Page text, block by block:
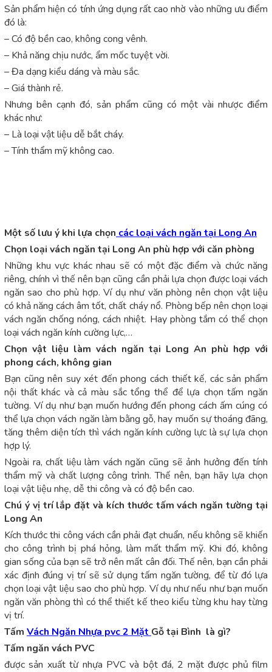
Sản phẩm hiện có tính ứng dụng rất cao nhờ vào những ưu điểm
đó là:
– Có độ bền cao, không cong vênh.
– Khả năng chịu nước, ẩm mốc tuyệt vời.
– Đa dạng kiểu dáng và màu sắc.
– Giá thành rẻ.
Nhưng bên cạnh đó, sản phẩm cũng có một vài nhược điểm
khác như:
– Là loại vật liệu dễ bắt cháy.
– Tính thẩm mỹ không cao.
Một số lưu ý khi lựa chọn các loại vách ngăn tại Long An
Chọn loại vách ngăn tại Long An phù hợp với căn phòng
Những khu vực khác nhau sẽ có một đặc điểm và chức năng
riêng, chính vì thế nên bạn cũng cần phải lựa chọn được loại vách
ngăn sao cho phù hợp. Ví dụ như văn phòng nên chọn vật liệu
có khả năng cách âm tốt, chất cháy nổ. Phòng bếp nên chọn loại
vách ngăn chống nóng, cách nhiệt. Hay phòng tắm có thể chọn
loại vách ngăn kính cường lực,…
Chọn vật liệu làm vách ngăn tại Long An phù hợp với
phong cách, không gian
Bạn cũng nên suy xét đến phong cách thiết kế, các sản phẩm
nội thất khác và cả màu sắc tổng thể để lựa chọn tấm ngăn
tường. Ví dụ như bạn muốn hướng đến phong cách ấm cúng có
thể lựa chọn vách ngăn làm bằng gỗ, hay muốn sự thoáng đãng,
tăng thêm diện tích thì vách ngăn kính cường lực là sự lựa chọn
hợp lý.
Ngoài ra, chất liệu làm vách ngăn cũng sẽ ảnh hưởng đến tính
thẩm mỹ và chất lượng công trình. Thế nên, bạn hãy lựa chọn
loại vật liệu nhẹ, dễ thi công và có độ bền cao.
Chú ý vị trí lắp đặt và kích thước tấm vách ngăn tường tại
Long An
Kích thước thi công vách cần phải đạt chuẩn, nếu không sẽ khiến
cho công trình bị phá hỏng, làm mất thẩm mỹ. Khi đó, không
gian sống của bạn sẽ trở nên mất cân đối. Thế nên, bạn cần phải
xác định đúng vị trí sẽ sử dụng tấm ngăn tường, để từ đó lựa
chọn loại vật liệu sao cho phù hợp. Ví dụ như nếu như bạn muốn
ngăn văn phòng thì có thể thiết kế theo kiểu từng khu hay từng
vị trí.
Tấm Vách Ngăn Nhựa pvc 2 Mặt Gỗ tại Bình là gì?
Tấm ngăn vách PVC
được sản xuất từ nhựa PVC và bột đá, 2 mặt được phủ film